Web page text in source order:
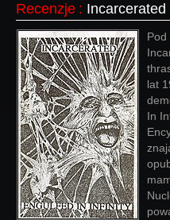
Recenzje :
Pod
lat
In